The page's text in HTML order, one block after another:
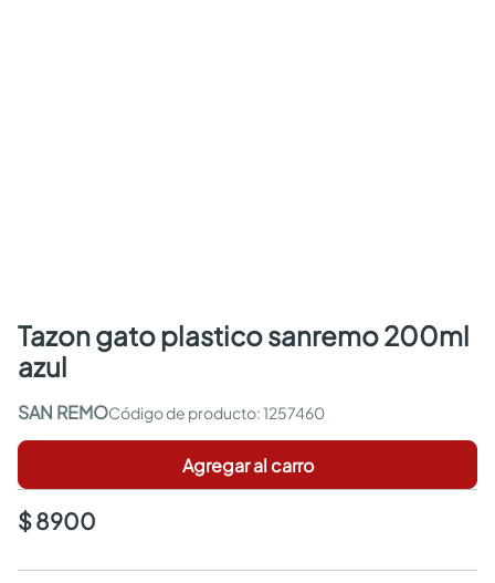
tazon gato plastico sanremo 200ml
azul
SAN REMO :1257460
Agregar al carro
$ 8900